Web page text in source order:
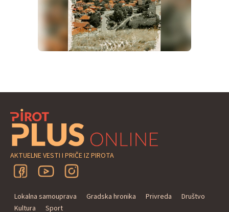
AKTUELNE VESTI I PRIČE IZ PIROTA
Lokalna samouprava Gradska hronika Privreda
Društvo
Kultura
Sport